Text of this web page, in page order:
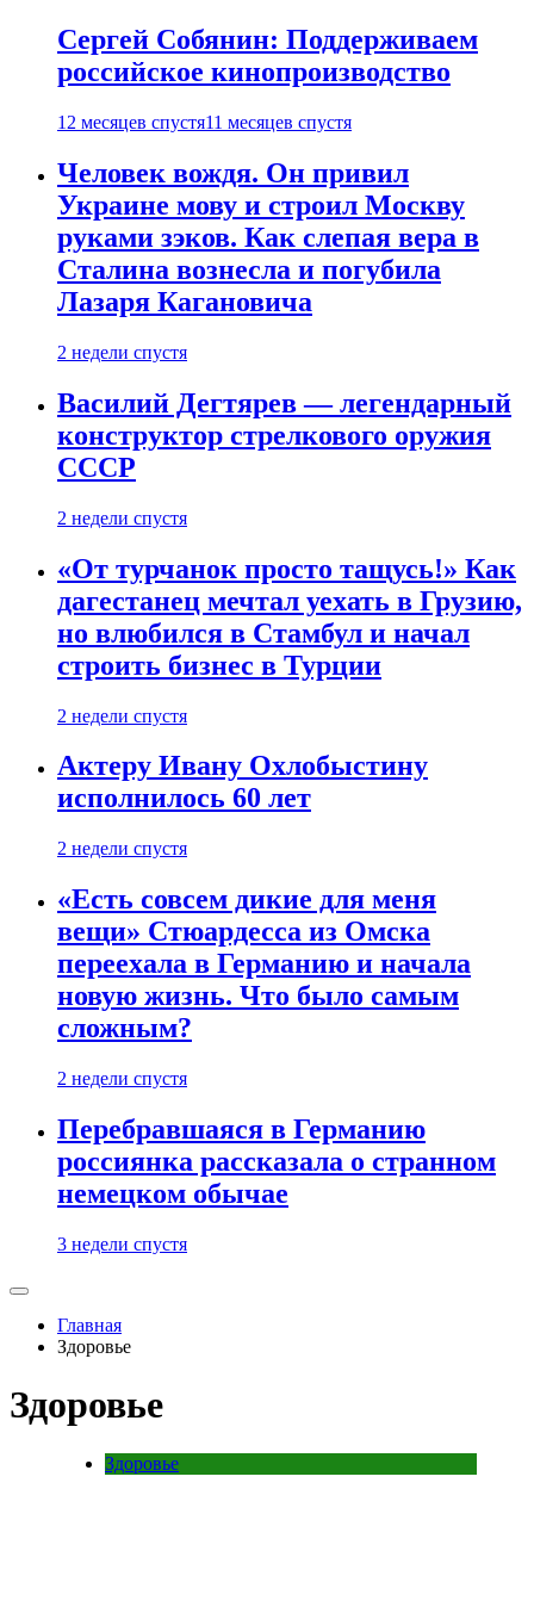
Сергей Собянин: Поддерживаем
российское кинопроизводство
12 месяцев спустя11 месяцев спустя
Человек вождя. Он привил
Украине мову и строил Москву
руками зэков. Как слепая вера в
Сталина вознесла и погубила
Лазаря Кагановича
2 недели спустя
Василий Дегтярев — легендарный
конструктор стрелкового оружия
СССР
2 недели спустя
«От турчанок просто тащусь!» Как
дагестанец мечтал уехать в Грузию,
но влюбился в Стамбул и начал
строить бизнес в Турции
2 недели спустя
Актеру Ивану Охлобыстину
исполнилось 60 лет
2 недели спустя
«Есть совсем дикие для меня
вещи» Стюардесса из Омска
переехала в Германию и начала
новую жизнь. Что было самым
сложным?
2 недели спустя
Перебравшаяся в Германию
россиянка рассказала о странном
немецком обычае
3 недели спустя
Главная
Здоровье
Здоровье
Здоровье